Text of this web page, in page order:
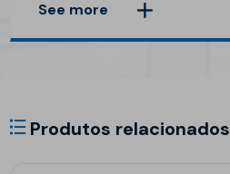
See more
Produtos relacionados